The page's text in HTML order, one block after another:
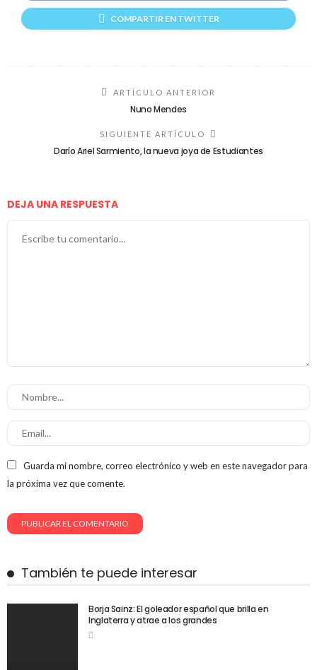
COMPARTIR EN TWITTER
ARTÍCULO ANTERIOR
Nuno Mendes
SIGUIENTE ARTÍCULO
Darío Ariel Sarmiento, la nueva joya de Estudiantes
DEJA UNA RESPUESTA
Guarda mi nombre, correo electrónico y web en este navegador para
la próxima vez que comente.
También te puede interesar
Borja Sainz: El goleador español que brilla en
Inglaterra y atrae a los grandes